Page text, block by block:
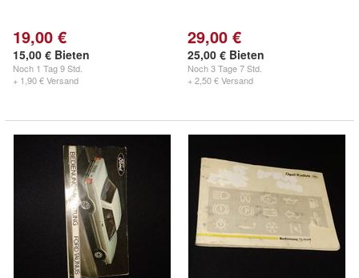
19,00 €
15,00 € Bieten
Noch 1 Tag 9 Std.
+ 1,90 € Versand
29,00 €
25,00 € Bieten
Noch3 Tage 7 Std.
+ 2,50 € Versand